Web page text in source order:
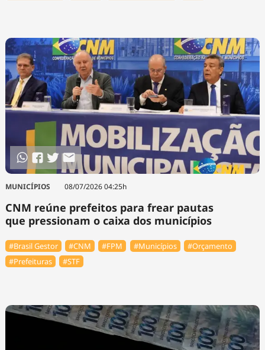
MUNICÍPIOS 08/07/2026 04:25h
CNM reúne prefeitos para frear pautas
que pressionam o caixa dos municípios
#Brasil Gestor #CNM #FPM #Municípios
#Orçamento
#Prefeituras
#STF